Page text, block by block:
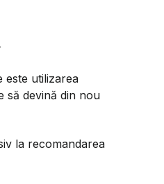
este utilizarea
să devină din nou
la recomandarea